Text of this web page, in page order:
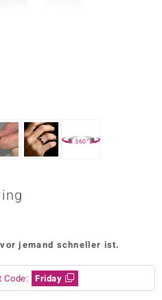
360°
jemand schneller ist.
Code: Friday